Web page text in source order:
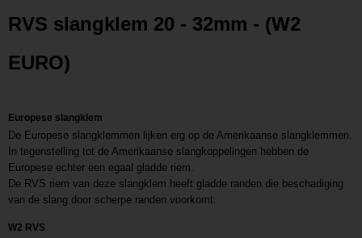
L201611291952
RVS slangklem 20 - 32mm - (W2
EURO)
Europese slangklem
De Europese slangklemmen lijken erg op de Amerikaanse slangklemmen.
In tegenstelling tot de Amerikaanse slangkoppelingen hebben de
Europese echter een egaal gladde riem.
De RVS riem van deze slangklem heeft gladde randen die beschadiging
van de slang door scherpe randen voorkomt.
W2 RVS